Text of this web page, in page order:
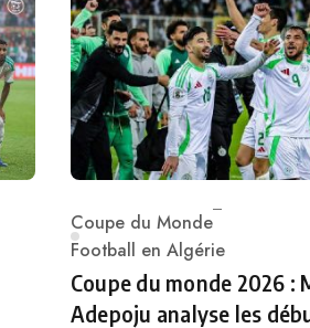
Category
Coupe du Monde
Football en Algérie
Coupe du monde 2026 :
Adepoju analyse les